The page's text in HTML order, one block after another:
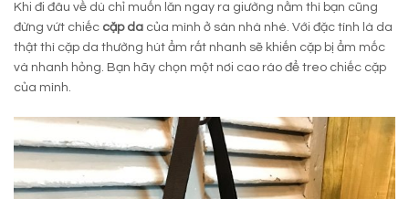
Khi đi đâu về dù chỉ muốn lăn ngay ra giường nằm thì bạn cũng
đừng vứt chiếc cặp da của mình ở sàn nhà nhé. Với đặc tính là da
thật thì cặp da thường hút ẩm rất nhanh sẽ khiến cặp bị ẩm mốc
và nhanh hỏng. Bạn hãy chọn một nơi cao ráo để treo chiếc cặp
của mình.